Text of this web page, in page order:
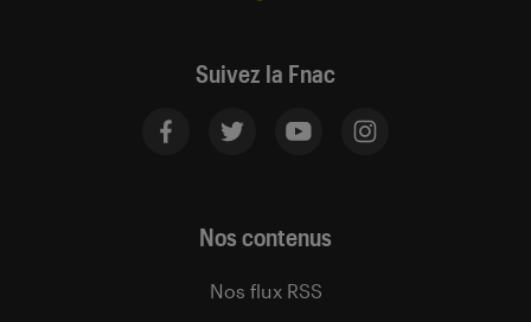
Suivez la Fnac
Nos contenus
Nos flux RSS